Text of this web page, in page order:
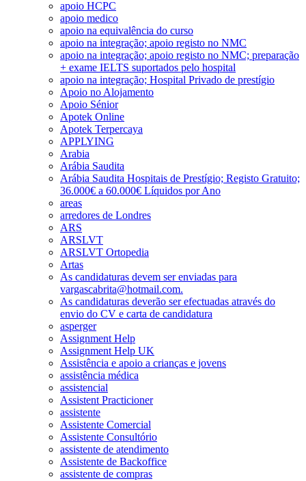
apoio HCPC
apoio medico
apoio na equivalência do curso
apoio na integração; apoio registo no NMC
apoio na integração; apoio registo no NMC; preparação
+ exame IELTS suportados pelo hospital
apoio na integração; Hospital Privado de prestígio
Apoio no Alojamento
Apoio Sénior
Apotek Online
Apotek Terpercaya
APPLYING
Arabia
Arábia Saudita
Arábia Saudita Hospitais de Prestígio; Registo Gratuito;
36.000€ a 60.000€ Líquidos por Ano
areas
arredores de Londres
ARS
ARSLVT
ARSLVT Ortopedia
Artas
As candidaturas devem ser enviadas para
vargascabrita@hotmail.com.
As candidaturas deverão ser efectuadas através do
envio do CV e carta de candidatura
asperger
Assignment Help
Assignment Help UK
Assistência e apoio a crianças e jovens
assistência médica
assistencial
Assistent Practicioner
assistente
Assistente Comercial
Assistente Consultório
assistente de atendimento
Assistente de Backoffice
assistente de compras